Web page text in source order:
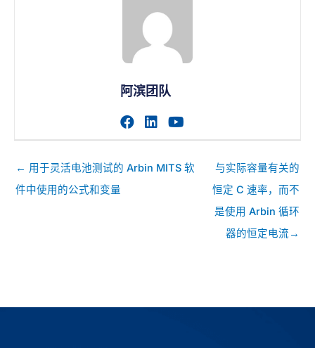
阿滨团队
访问作者的facebook个人主
访问作者的linkedin个人
导
← 用于灵活电池测试的 Arbin MITS 软
件中使用的公式和变量
与实际容量有关的
恒定 C 速率，而不
是使用 Arbin 循环
器的恒定电流→